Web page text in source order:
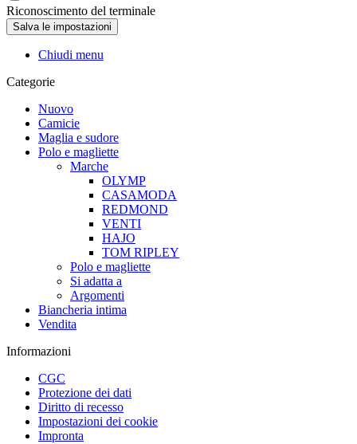
Riconoscimento del terminale
Chiudi menu
Categorie
Nuovo
Camicie
Maglia e sudore
Polo e magliette
Marche
OLYMP
CASAMODA
REDMOND
VENTI
HAJO
TOM RIPLEY
Polo e magliette
Si adatta a
Argomenti
Biancheria intima
Vendita
Informazioni
CGC
Protezione dei dati
Diritto di recesso
Impostazioni dei cookie
Impronta